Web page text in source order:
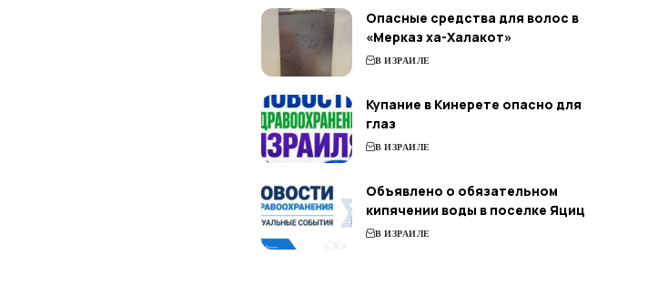
Опасные средства для волос в
«Мерказ ха-Халакот»
В ИЗРАИЛЕ
Купание в Кинерете опасно для
глаз
В ИЗРАИЛЕ
Объявлено о обязательном
кипячении воды в поселке Яциц
В ИЗРАИЛЕ